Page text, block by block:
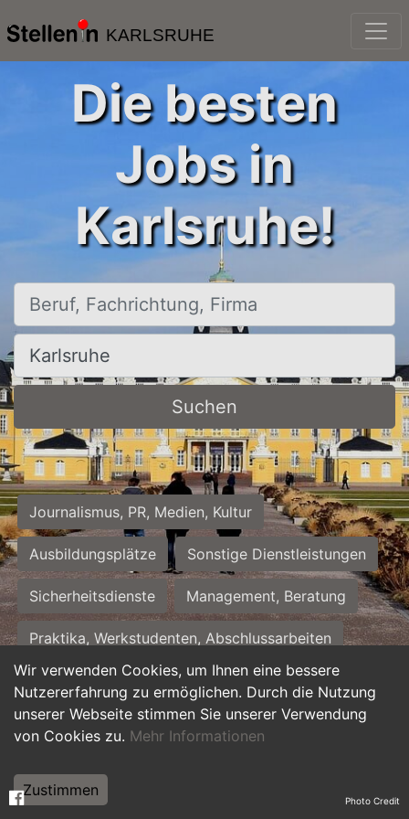
KARLSRUHE
Wir verwenden Cookies, um Ihnen eine bessere
Nutzererfahrung zu ermöglichen. Durch die Nutzung
unserer Webseite stimmen Sie unserer Verwendung
von Cookies zu. Mehr Informationen
Zustimmen
Die besten
Jobs in
Karlsruhe!
Beruf, Fachrichtung, Firma
Ort, Stadt
Suchen
Journalismus, PR, Medien, Kultur
Ausbildungsplätze Sonstige Dienstleistungen
Sicherheitsdienste Management, Beratung
Praktika, Werkstudenten, Abschlussarbeiten
Personalwesen Assistenz, Sekretariat
Hilfskräfte, Aushilfs- und Nebenjobs
Weiterbildung, Studium, duale Ausbildung Photo Credit